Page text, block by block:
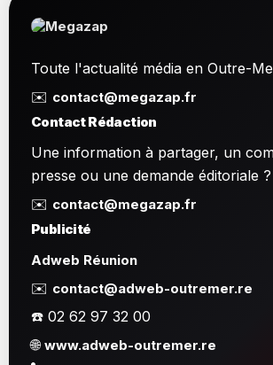
Toute l'actualité média en Outre-
✉️ contact@megazap.fr
Contact Rédaction
Une information à partager, un
presse ou une demande éditoriale ?
✉️ contact@megazap.fr
Publicité
Adweb Réunion
✉️ contact@adweb-outremer.re
☎️ 02 62 97 32 00
🌐www.adweb-outremer.re